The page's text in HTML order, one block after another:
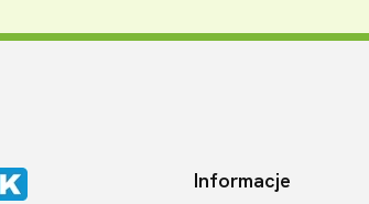
Linki w stopce
Informacje